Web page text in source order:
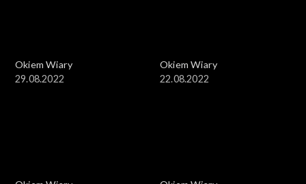
Okiem Wiary
29.08.2022
Okiem Wiary
22.08.2022